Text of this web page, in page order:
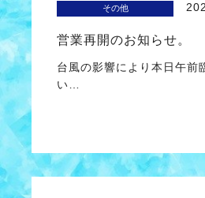
その他
営業再開のお知らせ。
台風の影響により本日午前
い…